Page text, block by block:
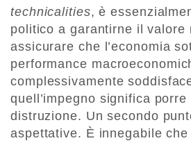
technicalities, è
politico a garantirne il valore
assicurare che l’economia
performance
complessivamente
quell’impegno significa
distruzione. Un secondo
aspettative. È innegabile